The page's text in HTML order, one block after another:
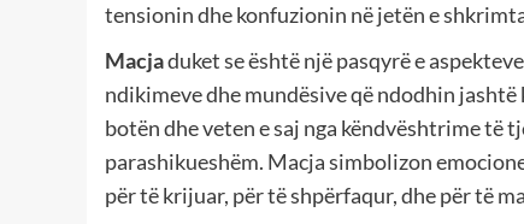
tensionin dhe konfuzionin në jetën e
Macjaduket se është një pasqyrë e
ndikimeve dhe mundësive që ndodhin
botën dhe veten e saj nga këndvështrime të
parashikueshëm. Macja simbolizon
për të krijuar, për të shpërfaqur, dhe për të